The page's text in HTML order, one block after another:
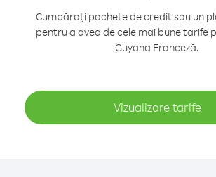
Cumpărați pachete de credit sau un
pentru a avea de cele mai bune tarife
Guyana Franceză.
Vizualizare tarife